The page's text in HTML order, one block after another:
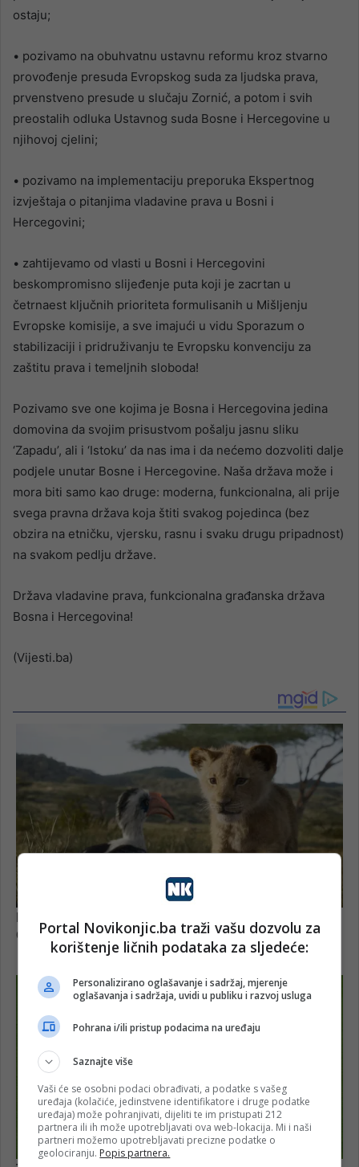
ostaju;
• pozivamo na obuhvatnu ustavnu reformu kroz stvarno
provođenje presuda Evropskog suda za ljudska prava,
prvenstveno presude u slučaju Zornić, a potom i svih
preostalih odluka Ustavnog suda Bosne i Hercegovine u
njihovoj cjelini;
• pozivamo na implementaciju preporuka Ekspertnog
izvještaja o pitanjima vladavine prava u Bosni i
Hercegovini;
• zahtijevamo od vlasti u Bosni i Hercegovini
beskompromisno slijeđenje puta koji je zacrtan u
četrnaest ključnih prioriteta formulisanih u Mišljenju
Evropske komisije, a sve imajući u vidu Sporazum o
stabilizaciji i pridruživanju te Evropsku konvenciju za
zaštitu prava i temeljnih sloboda!
Pozivamo sve one kojima je Bosna i Hercegovina jedina
domovina da svojim prisustvom pošalju jasnu sliku
‘Zapadu’, ali i ‘Istoku’ da nas ima i da nećemo dozvoliti dalje
podjele unutar Bosne i Hercegovine. Naša država može i
mora biti samo kao druge: moderna, funkcionalna, ali prije
svega pravna država koja štiti svakog pojedinca (bez
obzira na etničku, vjersku, rasnu i svaku drugu pripadnost)
na svakom pedlju države.
Država vladavine prava, funkcionalna građanska država
Bosna i Hercegovina!
(Vijesti.ba)
Portal Novikonjic.ba traži vašu dozvolu za
korištenje ličnih podataka za sljedeće:
Personalizirano oglašavanje i sadržaj, mjerenje
oglašavanja i sadržaja, uvidi u publiku i razvoj usluga
Pohrana i/ili pristup podacima na uređaju
Saznajte više
Vaši će se osobni podaci obrađivati, a podatke s vašeg
uređaja (kolačiće, jedinstvene identifikatore i druge podatke
uređaja) može pohranjivati, dijeliti te im pristupati 212
partnera ili ih može upotrebljavati ova web-lokacija. Mi i naši
partneri možemo upotrebljavati precizne podatke o
geolociranju. Popis partnera.